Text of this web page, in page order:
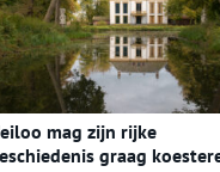
mag zijn rijke
graag